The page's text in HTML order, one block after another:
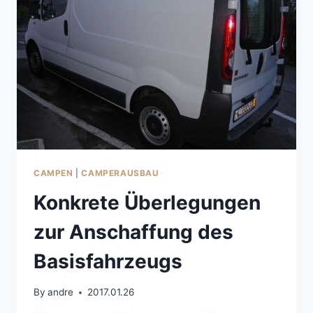
CAMPEN |CAMPERAUSBAU
Konkrete Überlegungen
zur Anschaffung des
Basisfahrzeugs
By andre 2017.01.26